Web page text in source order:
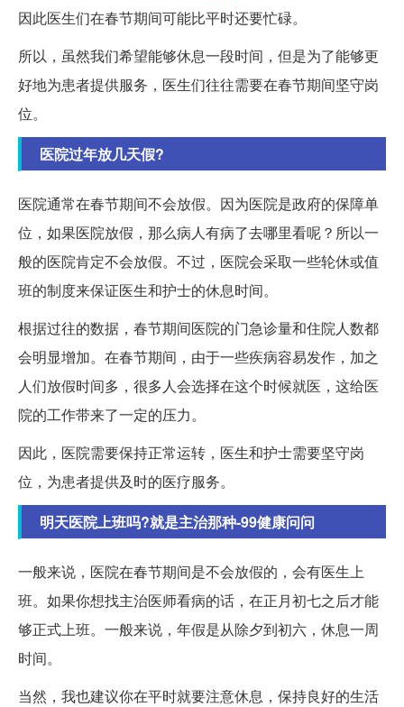
因此医生们在春节期间可能比平时还要忙碌。
所以，虽然我们希望能够休息一段时间，但是为了能够更
好地为患者提供服务，医生们往往需要在春节期间坚守岗
位。
医院过年放几天假?
医院通常在春节期间不会放假。因为医院是政府的保障单
位，如果医院放假，那么病人有病了去哪里看呢？所以一
般的医院肯定不会放假。不过，医院会采取一些轮休或值
班的制度来保证医生和护士的休息时间。
根据过往的数据，春节期间医院的门急诊量和住院人数都
会明显增加。在春节期间，由于一些疾病容易发作，加之
人们放假时间多，很多人会选择在这个时候就医，这给医
院的工作带来了一定的压力。
因此，医院需要保持正常运转，医生和护士需要坚守岗
位，为患者提供及时的医疗服务。
明天医院上班吗?就是主治那种-99健康问问
一般来说，医院在春节期间是不会放假的，会有医生上
班。如果你想找主治医师看病的话，在正月初七之后才能
够正式上班。一般来说，年假是从除夕到初六，休息一周
时间。
当然，我也建议你在平时就要注意休息，保持良好的生活